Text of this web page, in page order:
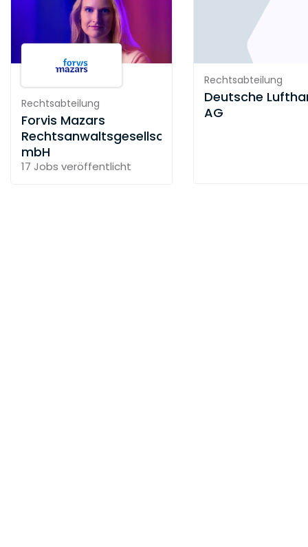
Rechtsabteilung
Forvis Mazars
Rechtsanwaltsgesellschaft
mbH
17 Jobs veröffentlicht
Rechtsabteilung
Deutsche
AG